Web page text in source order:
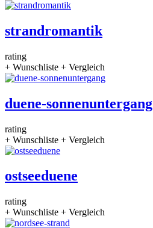
strandromantik
rating
+ Wunschliste + Vergleich
duene-sonnenuntergang
rating
+ Wunschliste + Vergleich
ostseeduene
rating
+ Wunschliste + Vergleich